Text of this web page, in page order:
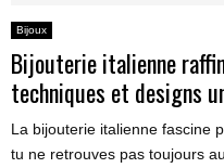
Bijoux
Bijouterie italienne
techniques et designs
La bijouterie italienne fascine
tu ne retrouves pas toujours